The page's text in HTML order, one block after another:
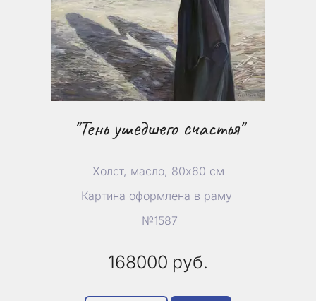
"Тень ушедшего счастья"
Холст, масло, 80х60 см
Картина оформлена в раму
№1587
168000 руб.